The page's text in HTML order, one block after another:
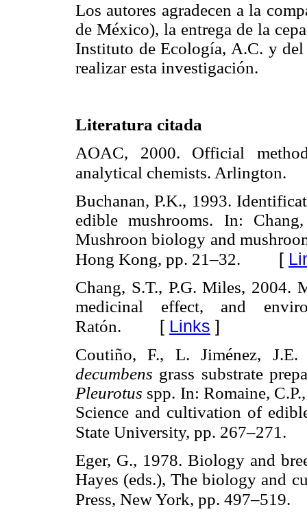
Los autores agradecen a la
de México), la entrega de la
Instituto de Ecología, A.C. y
realizar esta investigación.
Literatura citada
AOAC, 2000. Official
analytical chemists. Arlington.
Buchanan, P.K., 1993.
edible mushrooms. In:
Mushroon biology and
Hong Kong, pp. 21–32. [
Chang, S.T., P.G. Miles, 2004.
medicinal effect, and
Ratón. [ Links ]
Coutiño, F., L. Jiménez,
decumbens grass substrate
Pleurotus spp. In: Romaine,
Science and cultivation of
State University, pp. 267–271.
Eger, G., 1978. Biology and
Hayes (eds.), The biology and
Press, New York, pp. 497–519.